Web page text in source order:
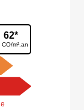
62*
CO/m².an